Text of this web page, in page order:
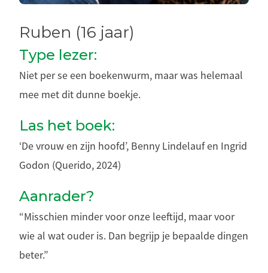
Ruben (16 jaar)
Type lezer:
Niet per se een boekenwurm, maar was helemaal
mee met dit dunne boekje.
Las het boek:
‘De vrouw en zijn hoofd’, Benny Lindelauf en Ingrid
Godon (Querido, 2024)
Aanrader?
“Misschien minder voor onze leeftijd, maar voor
wie al wat ouder is. Dan begrijp je bepaalde dingen
beter.”